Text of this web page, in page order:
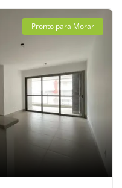
Pronto para Morar